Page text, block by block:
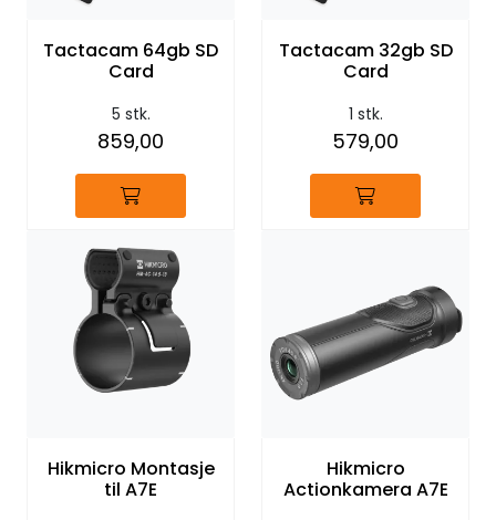
Tactacam 64gb SD
Card
5 stk.
859,00
Tactacam 32gb SD
Card
1 stk.
579,00
Hikmicro Montasje
til A7E
Hikmicro
Actionkamera A7E